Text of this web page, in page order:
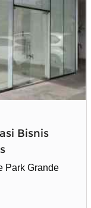
Bisnis
Park Grande